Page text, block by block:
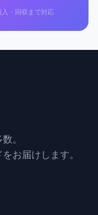
・回収まで対応
。
お届けします。